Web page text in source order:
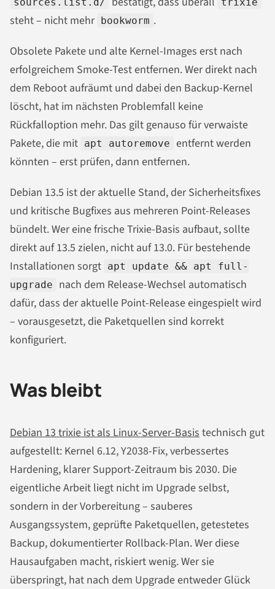
steht – nicht mehr bookworm .
Obsolete Pakete und alte Kernel-Images erst nach
erfolgreichem Smoke-Test entfernen. Wer direkt nach
dem Reboot aufräumt und dabei den Backup-Kernel
löscht, hat im nächsten Problemfall keine
Rückfalloption mehr. Das gilt genauso für verwaiste
Pakete, die mit apt autoremove entfernt werden
könnten – erst prüfen, dann entfernen.
Debian 13.5 ist der aktuelle Stand, der Sicherheitsfixes
und kritische Bugfixes aus mehreren Point-Releases
bündelt. Wer eine frische Trixie-Basis aufbaut, sollte
direkt auf 13.5 zielen, nicht auf 13.0. Für bestehende
Installationen sorgt apt update && apt full-
upgrade
nach dem Release-Wechsel automatisch
dafür, dass der aktuelle Point-Release eingespielt wird
– vorausgesetzt, die Paketquellen sind korrekt
konfiguriert.
Was bleibt
Debian 13 trixie ist als Linux-Server-Basistechnisch gut
aufgestellt: Kernel 6.12, Y2038-Fix, verbessertes
Hardening, klarer Support-Zeitraum bis 2030. Die
eigentliche Arbeit liegt nicht im Upgrade selbst,
sondern in der Vorbereitung – sauberes
Ausgangssystem, geprüfte Paketquellen, getestetes
Backup, dokumentierter Rollback-Plan. Wer diese
Hausaufgaben macht, riskiert wenig. Wer sie
überspringt, hat nach dem Upgrade entweder Glück